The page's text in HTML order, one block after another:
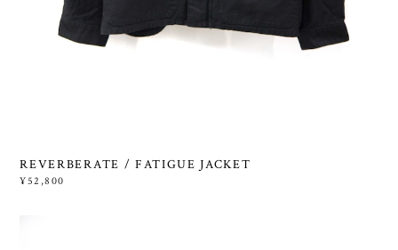
REVERBERATE / FATIGUE JACKET
¥52,800